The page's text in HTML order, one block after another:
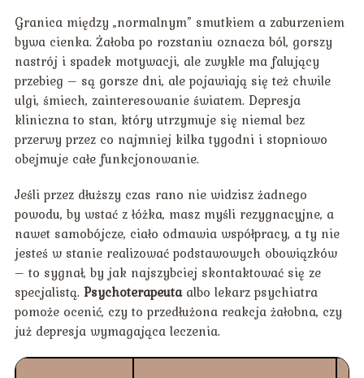
Granica między „normalnym” smutkiem a zaburzeniem
bywa cienka. Żałoba po rozstaniu oznacza ból, gorszy
nastrój i spadek motywacji, ale zwykle ma falujący
przebieg – są gorsze dni, ale pojawiają się też chwile
ulgi, śmiech, zainteresowanie światem. Depresja
kliniczna to stan, który utrzymuje się niemal bez
przerwy przez co najmniej kilka tygodni i stopniowo
obejmuje całe funkcjonowanie.
Jeśli przez dłuższy czas rano nie widzisz żadnego
powodu, by wstać z łóżka, masz myśli rezygnacyjne, a
nawet samobójcze, ciało odmawia współpracy, a ty nie
jesteś w stanie realizować podstawowych obowiązków
– to sygnał, by jak najszybciej skontaktować się ze
specjalistą. Psychoterapeutaalbo lekarz psychiatra
pomoże ocenić, czy to przedłużona reakcja żałobna, czy
już depresja wymagająca leczenia.